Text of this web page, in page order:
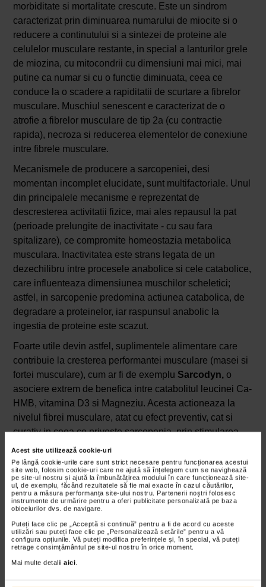
Acest site utilizează cookie-uri
Pe lângă cookie-urile care sunt strict necesare pentru funcționarea acestui
site web, folosim cookie-uri care ne ajută să înțelegem cum se navighează
pe site-ul nostru și ajută la îmbunătățirea modului în care funcționează site-
ul, de exemplu, făcând rezultatele să fie mai exacte în cazul căutărilor,
pentru a măsura performanța site-ului nostru. Partenerii noștri folosesc
instrumente de urmărire pentru a oferi publicitate personalizată pe baza
obiceiurilor dvs. de navigare.
Puteți face clic pe „Acceptă si continuă” pentru a fi de acord cu aceste
utilizări sau puteți face clic pe „Personalizează setările” pentru a vă
configura opțiunile. Vă puteți modifica preferințele și, în special, vă puteți
retrage consimțământul pe site-ul nostru în orice moment.
Mai multe detalii aici.
morbiditate si mortalitate crescute. Este un sindrom
caracterizat prin diminuarea numarului de miocite si o
reducere a continutului si a sintezei de proteine ale
celulelor musculare restante, in special a lanturilor grele
de miozina, cu mitocondrii cu dimensiuni mai mici, mai
putine ca numar si cu o functie diminuata, ceea ce
conduce la o scadere a rapiditatii de scurtare a fibrelor
musculare. Muschiul senescent e caracterizat de o
atrofie a fibrelor musculare de tip 2a (cu contractie
rapida), necroza si reducerea elementelor de conexiune
intre fibrele musculare.
Mecanismele de producere a sarcopeniei, desi
momentan incomplet elucidate, sunt multifactoriale. Unul
din principalele mecanisme e reprezentat de
descresterea activitatii fizice, mai ales repausul la pat
(perioade prelungite de inactivitate - cu sau fara
spitalizare), ce compromite homeostazia metabolica
musculara. Inactivitatea este strans legata de un
dezechilibru intre procesele anabolice si cele catabolice,
care influenteaza dimensiunea muschilor scheletici;
astfel, in sarcopenie predomina actiunea catabolica, de
degradare a proteinelor, iar raspunsul anabolic la
ingestia de proteine este scazut.
Foarte utile devin astfel, suplimentele alimentare care
contribuie la cresterea performantei musculare (masei si
fortei musculare), cum ar fi de exemplu Sarcodyn,o
asociere extrem de benefica intre catabolitul leucinei Ca-
HMB, vitamina D3 si Magneziu. Acesta actioneaza la
nivelul fibrei musculare, atat cu efect preventiv, cat si
curativ in ceea ce priveste sarcopenia, prin stimularea
sintezei proteice, reducerea proteolizei (a degradarii
proteice) si prevenirea leziunilor fibrelor musculare post
efort fizic.
Sarcodyneste prima solutie de combatere a scaderii
performantei musculare prin asocierea unica intre
catabolitul de leucina Ca-HMB si vitamina D3 si
magneziu. Ca-HMB si-a demonstrat eficacitatea in
mentinerea echilibrului intre masa si forta musculara,
asigurand performanta musculara prin reducerea
procesului de degradare a fibrelor musculare, cu efect in